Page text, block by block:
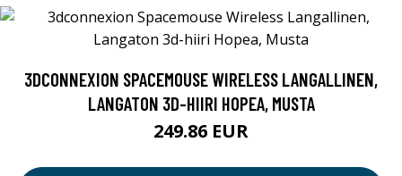
3DCONNEXION SPACEMOUSE WIRELESS LANGALLINEN,
LANGATON 3D-HIIRI HOPEA, MUSTA
249.86 EUR